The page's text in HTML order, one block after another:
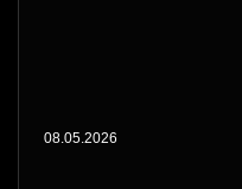
08.05.2026